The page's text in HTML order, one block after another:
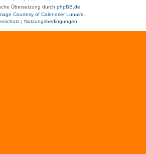
Übersetzung durch phpBB.de
Courtesy of Calendrier Lunaire.
| Nutzungsbedingungen